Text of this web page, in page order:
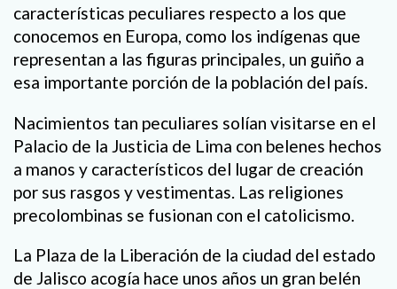
características peculiares respecto a los que
conocemos en Europa, como los indígenas que
representan a las figuras principales, un guiño a
esa importante porción de la población del país.
Nacimientos tan peculiares solían visitarse en el
Palacio de la Justicia de Lima con belenes hechos
a manos y característicos del lugar de creación
por sus rasgos y vestimentas. Las religiones
precolombinas se fusionan con el catolicismo.
La Plaza de la Liberación de la ciudad del estado
de Jalisco acogía hace unos años un gran belén